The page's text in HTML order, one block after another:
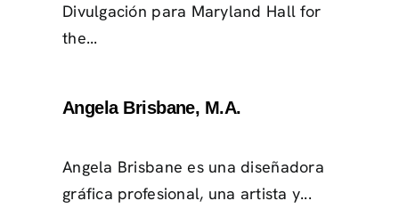
Divulgación para Maryland Hall for
the...
Angela Brisbane, M.A.
Angela Brisbane es una diseñadora
gráfica profesional, una artista y...